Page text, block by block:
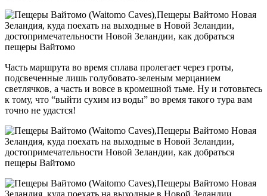
Часть маршрута во время сплава пролегает через гроты,
подсвеченные лишь голубовато-зеленым мерцанием
светлячков, а часть и вовсе в кромешной тьме. Ну и готовьтесь
к тому, что “выйти сухим из воды” во время такого тура вам
точно не удастся!